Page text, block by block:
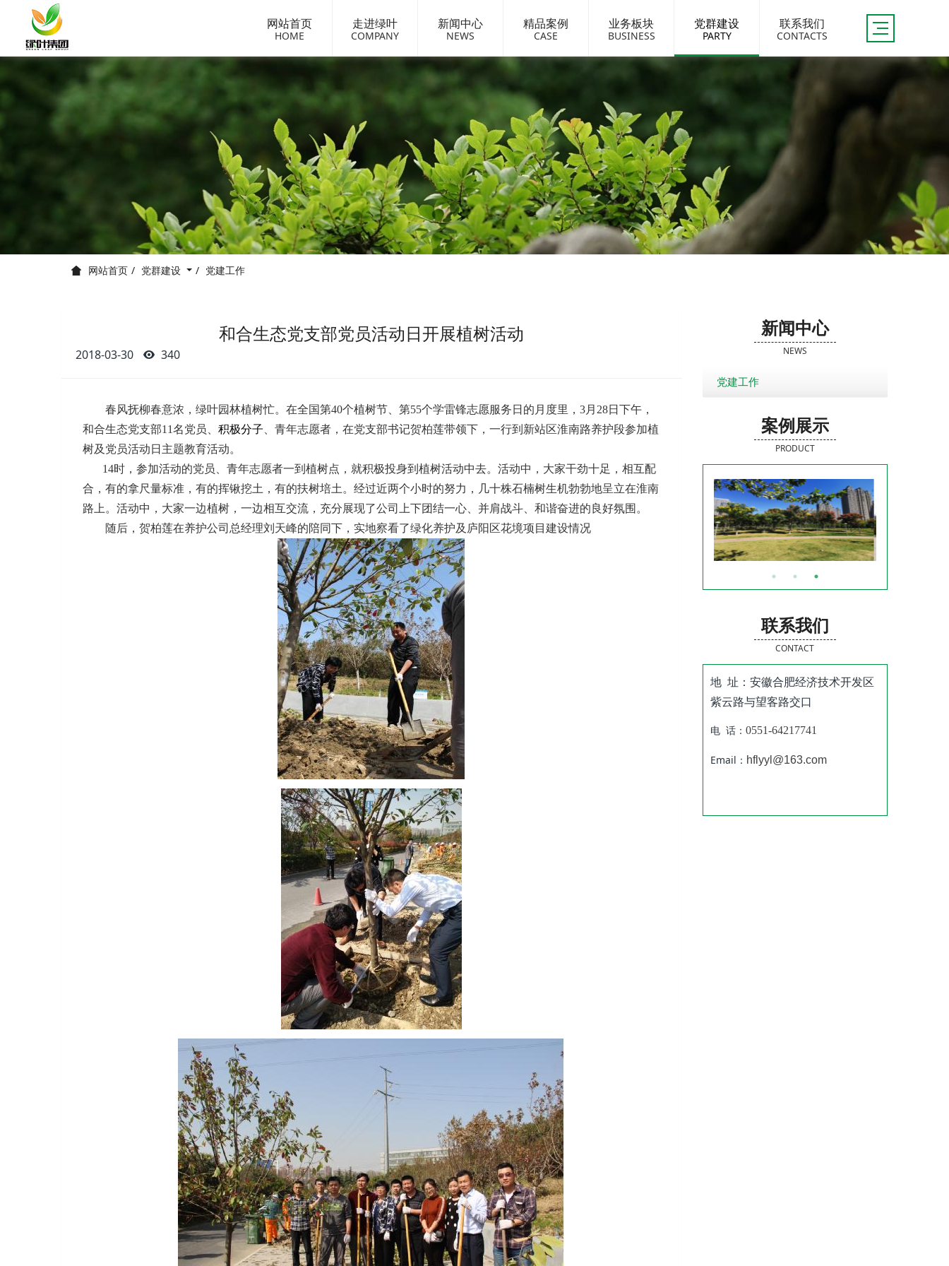
网站首页
HOME
走进绿叶
COMPANY
新闻中心
NEWS
精品案例
CASE
业务板块
BUSINESS
党群建设
PARTY
联系我们
CONTACTS
网站首页 党群建设 党建工作
和合生态党支部党员活动日开展植树活动
2018-03-30 340
春风抚柳春意浓，绿叶园林植树忙。在全国第40个植树节、第55个学雷锋志愿服务日的月度里，3月28日下午，
和合生态党支部11名党员、 积极分子 、青年志愿者，在党支部书记贺柏莲带领下，一行到新站区淮南路养护段参加植
树及党员活动日主题教育活动。
14时，参加活动的党员、青年志愿者一到植树点，就积极投身到植树活动中去。活动中，大家干劲十足，相互配
合，有的拿尺量标准，有的挥锹挖土，有的扶树培土。经过近两个小时的努力，几十株石楠树生机勃勃地呈立在淮南
路上。活动中，大家一边植树，一边相互交流，充分展现了公司上下团结一心、并肩战斗、和谐奋进的良好氛围。
随后，贺柏莲在养护公司总经理刘天峰的陪同下，实地察看了绿化养护及庐阳区花境项目建设情况
新闻中心
NEWS
党建工作
案例展示
PRODUCT
联系我们
CONTACT
地 址：安徽合肥经济技术开发区
紫云路与望客路交口
电 话： 0551-64217741
Email： hflyyl@163.com